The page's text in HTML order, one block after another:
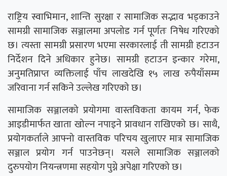
राष्ट्रिय स्वाभिमान, शान्ति सुरक्षा र सामाजिक सद्भाव भड्काउने
सामग्री सामाजिक सञ्जालमा अपलोड गर्न पूर्णतः निषेध गरिएको
छ। त्यस्ता सामग्री प्रसारण भएमा सरकारलाई ती सामग्री हटाउन
निर्देशन दिने अधिकार हुनेछ। सामग्री हटाउन इन्कार गरेमा,
अनुमतिप्राप्त व्यक्तिलाई पाँच लाखदेखि १५ लाख रुपैयाँसम्म
जरिवाना गर्न सकिने उल्लेख गरिएको छ।
सामाजिक सञ्जालको प्रयोगमा वास्तविकता कायम गर्न, फेक
आइडीमार्फत खाता खोल्न नपाइने प्रावधान राखिएको छ। साथै,
प्रयोगकर्ताले आफ्नो वास्तविक परिचय खुलाएर मात्र सामाजिक
सञ्जाल प्रयोग गर्न पाउनेछन्। यसले सामाजिक सञ्जालको
दुरुपयोग नियन्त्रणमा सहयोग पुग्ने अपेक्षा गरिएको छ।